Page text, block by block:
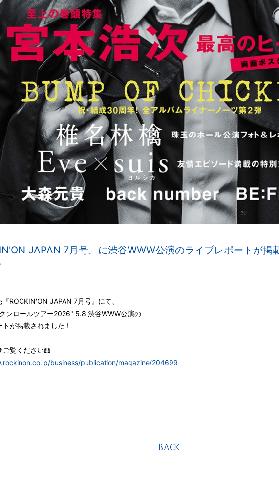
JAPAN 7月号』に渋谷WWW公演のライブレポートが掲
ROCKIN'ON JAPAN 7月号』にて、
ンロールツアー2026" 5.8 渋谷WWW公演の
が掲載されました！
ご覧ください📖
business/publication/magazine/204699
BACK